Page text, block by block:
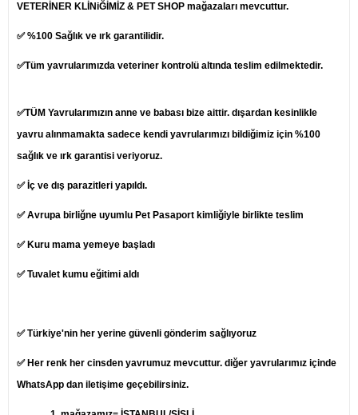
VETERİNER KLİNiĞİMİZ & PET SHOP mağazaları mevcuttur.
✅ %100 Sağlık ve ırk garantilidir.
✅Tüm yavrularımızda veteriner kontrolü altında teslim edilmektedir.
✅TÜM Yavrularımızın anne ve babası bize aittir. dışardan kesinlikle
yavru alınmamakta sadece kendi yavrularımızı bildiğimiz için %100
sağlık ve ırk garantisi veriyoruz.
✅ İç ve dış parazitleri yapıldı.
✅ Avrupa birliğne uyumlu Pet Pasaport kimliğiyle birlikte teslim
✅ Kuru mama yemeye başladı
✅ Tuvalet kumu eğitimi aldı
✅ Türkiye'nin her yerine güvenli gönderim sağlıyoruz
✅ Her renk her cinsden yavrumuz mevcuttur. diğer yavrularımız içinde
WhatsApp dan iletişime geçebilirsiniz.